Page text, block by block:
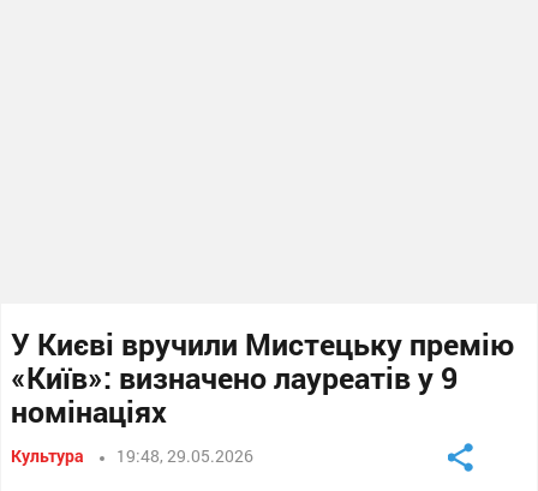
У Києві вручили Мистецьку премію
«Київ»: визначено лауреатів у 9
номінаціях
Культура 19:48, 29.05.2026